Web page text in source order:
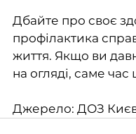
Дбайте про своє
профілактика
життя. Якщо ви
на огляді, саме час
Джерело: ДОЗ